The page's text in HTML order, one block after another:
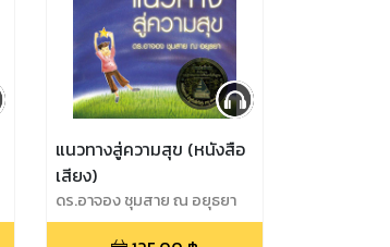
แนวทางสู่ความสุข (หนังสือ
เสียง)
ดร.อาจอง ชุมสาย ณ อยุธยา